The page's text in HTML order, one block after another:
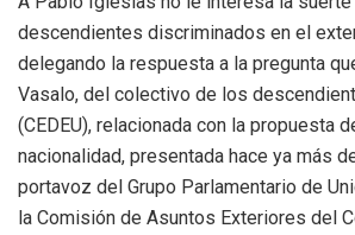
descendientes discriminados en el
delegando la respuesta a la pregunta
Vasalo, del colectivo de los
(CEDEU), relacionada con la propuesta
nacionalidad, presentada hace ya más
portavoz del Grupo Parlamentario de
la Comisión de Asuntos Exteriores del